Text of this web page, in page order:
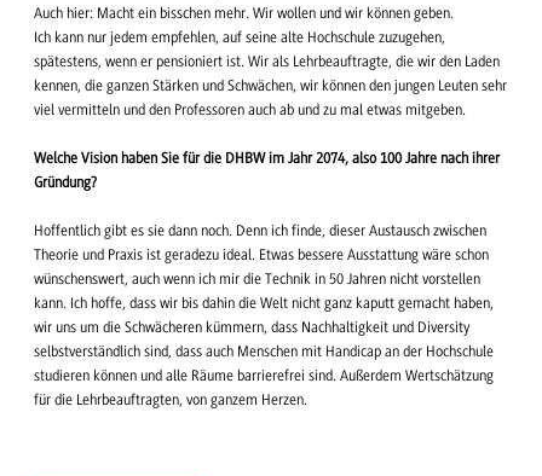
Auch hier: Macht ein bisschen mehr. Wir wollen und wir können geben.
Ich kann nur jedem empfehlen, auf seine alte Hochschule zuzugehen,
spätestens, wenn er pensioniert ist. Wir als Lehrbeauftragte, die wir den Laden
kennen, die ganzen Stärken und Schwächen, wir können den jungen Leuten sehr
viel vermitteln und den Professoren auch ab und zu mal etwas mitgeben.
Welche Vision haben Sie für die DHBW im Jahr 2074, also 100 Jahre nach ihrer
Gründung?
Hoffentlich gibt es sie dann noch. Denn ich finde, dieser Austausch zwischen
Theorie und Praxis ist geradezu ideal. Etwas bessere Ausstattung wäre schon
wünschenswert, auch wenn ich mir die Technik in 50 Jahren nicht vorstellen
kann. Ich hoffe, dass wir bis dahin die Welt nicht ganz kaputt gemacht haben,
wir uns um die Schwächeren kümmern, dass Nachhaltigkeit und Diversity
selbstverständlich sind, dass auch Menschen mit Handicap an der Hochschule
studieren können und alle Räume barrierefrei sind. Außerdem Wertschätzung
für die Lehrbeauftragten, von ganzem Herzen.